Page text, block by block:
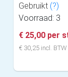
Gebruikt (?)
Voorraad: 3
€ 25,00 per
€ 30,25 incl. BTW